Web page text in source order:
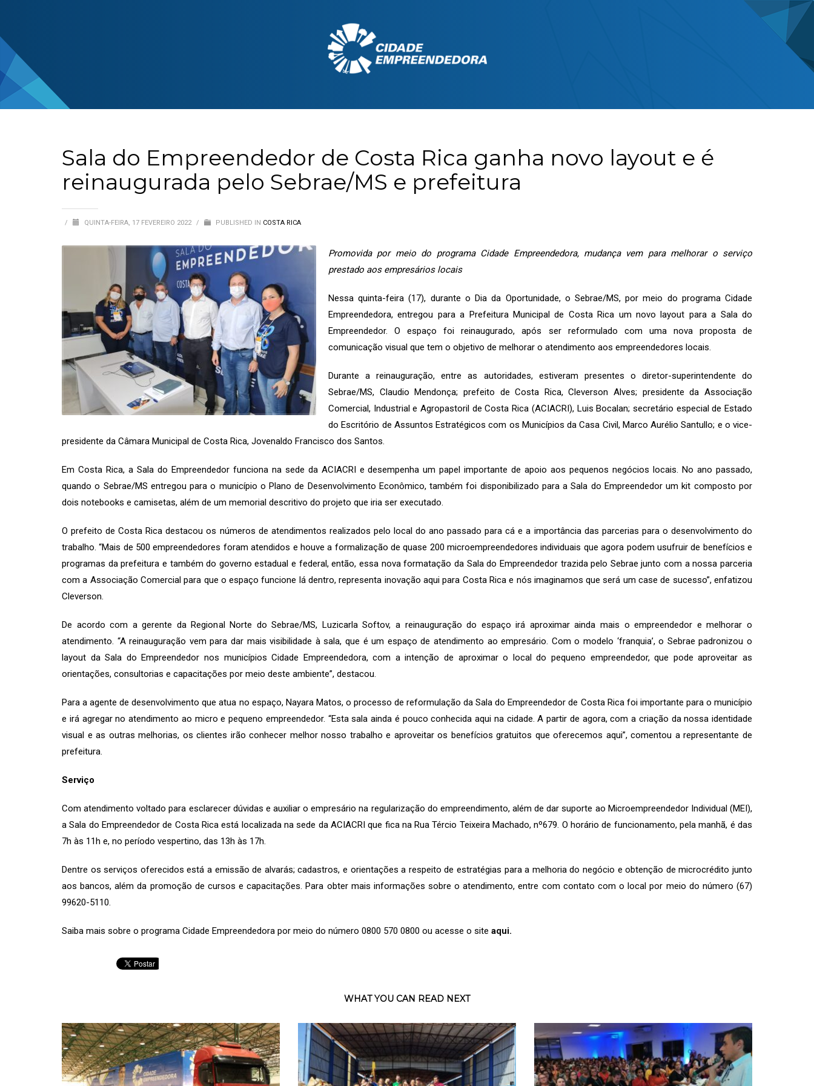
Sala do Empreendedor de Costa Rica ganha novo layout e é
reinaugurada pelo Sebrae/MS e prefeitura
/ QUINTA-FEIRA, 17 FEVEREIRO 2022 / PUBLISHED IN COSTA RICA
Promovida por meio do programa Cidade Empreendedora, mudança vem para melhorar o serviço
prestado aos empresários locais
Nessa quinta-feira (17), durante o Dia da Oportunidade, o Sebrae/MS, por meio do programa Cidade
Empreendedora, entregou para a Prefeitura Municipal de Costa Rica um novo layout para a Sala do
Empreendedor. O espaço foi reinaugurado, após ser reformulado com uma nova proposta de
comunicação visual que tem o objetivo de melhorar o atendimento aos empreendedores locais.
Durante a reinauguração, entre as autoridades, estiveram presentes o diretor-superintendente do
Sebrae/MS, Claudio Mendonça; prefeito de Costa Rica, Cleverson Alves; presidente da Associação
Comercial, Industrial e Agropastoril de Costa Rica (ACIACRI), Luis Bocalan; secretário especial de Estado
do Escritório de Assuntos Estratégicos com os Municípios da Casa Civil, Marco Aurélio Santullo; e o vice-
presidente da Câmara Municipal de Costa Rica, Jovenaldo Francisco dos Santos.
Em Costa Rica, a Sala do Empreendedor funciona na sede da ACIACRI e desempenha um papel importante de apoio aos pequenos negócios locais. No ano passado,
quando o Sebrae/MS entregou para o município o Plano de Desenvolvimento Econômico, também foi disponibilizado para a Sala do Empreendedor um kit composto por
dois notebooks e camisetas, além de um memorial descritivo do projeto que iria ser executado.
O prefeito de Costa Rica destacou os números de atendimentos realizados pelo local do ano passado para cá e a importância das parcerias para o desenvolvimento do
trabalho. “Mais de 500 empreendedores foram atendidos e houve a formalização de quase 200 microempreendedores individuais que agora podem usufruir de benefícios e
programas da prefeitura e também do governo estadual e federal, então, essa nova formatação da Sala do Empreendedor trazida pelo Sebrae junto com a nossa parceria
com a Associação Comercial para que o espaço funcione lá dentro, representa inovação aqui para Costa Rica e nós imaginamos que será um case de sucesso”, enfatizou
Cleverson.
De acordo com a gerente da Regional Norte do Sebrae/MS, Luzicarla Softov, a reinauguração do espaço irá aproximar ainda mais o empreendedor e melhorar o
atendimento. “A reinauguração vem para dar mais visibilidade à sala, que é um espaço de atendimento ao empresário. Com o modelo ‘franquia’, o Sebrae padronizou o
layout da Sala do Empreendedor nos municípios Cidade Empreendedora, com a intenção de aproximar o local do pequeno empreendedor, que pode aproveitar as
orientações, consultorias e capacitações por meio deste ambiente”, destacou.
Para a agente de desenvolvimento que atua no espaço, Nayara Matos, o processo de reformulação da Sala do Empreendedor de Costa Rica foi importante para o município
e irá agregar no atendimento ao micro e pequeno empreendedor. “Esta sala ainda é pouco conhecida aqui na cidade. A partir de agora, com a criação da nossa identidade
visual e as outras melhorias, os clientes irão conhecer melhor nosso trabalho e aproveitar os benefícios gratuitos que oferecemos aqui”, comentou a representante de
prefeitura.
Serviço
Com atendimento voltado para esclarecer dúvidas e auxiliar o empresário na regularização do empreendimento, além de dar suporte ao Microempreendedor Individual (MEI),
a Sala do Empreendedor de Costa Rica está localizada na sede da ACIACRI que fica na Rua Tércio Teixeira Machado, nº679. O horário de funcionamento, pela manhã, é das
7h às 11h e, no período vespertino, das 13h às 17h.
Dentre os serviços oferecidos está a emissão de alvarás; cadastros, e orientações a respeito de estratégias para a melhoria do negócio e obtenção de microcrédito junto
aos bancos, além da promoção de cursos e capacitações. Para obter mais informações sobre o atendimento, entre com contato com o local por meio do número (67)
99620-5110.
Saiba mais sobre o programa Cidade Empreendedora por meio do número 0800 570 0800 ou acesse o site aqui.
WHAT YOU CAN READ NEXT